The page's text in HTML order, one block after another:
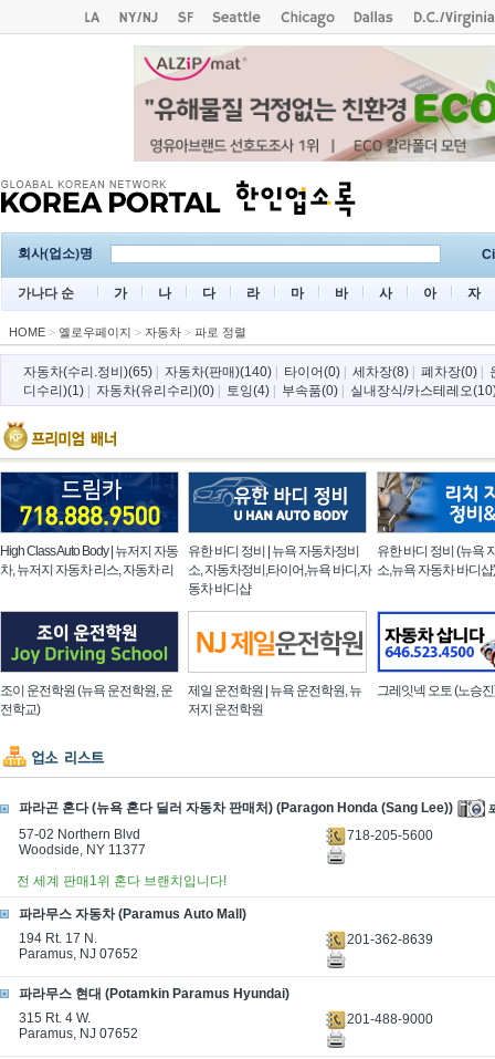
회사(업소)명
가나다 순 가 나 다 라 마 바 사 아 자
HOME > 옐로우페이지 > 자동차 > 파로 정렬
자동차(수리.정비)(65) 자동차(판매)(140) 타이어(0) 세차장(8) 폐차장(0)
디수리)(1)
자동차(유리수리)(0) 토잉(4) 부속품(0) 실내장식/카스테레오
High Class Auto Body | 뉴저지 자동
차, 뉴저지 자동차 리스, 자동차 리
유한 바디 정비 | 뉴욕 자동차정비
소, 자동차정비,타이어,뉴욕 바디,자
동차 바디샵
유한 바디 정비 (뉴욕
소,뉴욕 자동차 바디샵)
조이 운전학원 (뉴욕 운전학원, 운
전학교)
제일 운전학원 | 뉴욕 운전학원, 뉴
저지 운전학원
그레잇넥 오토 (노승
파라곤 혼다 (뉴욕 혼다 딜러 자동차 판매처) (Paragon Honda (Sang Lee))
57-02 Northern Blvd
Woodside, NY 11377
718-205-5600
전 세계 판매1위 혼다 브랜치입니다!
파라무스 자동차 (Paramus Auto Mall)
194 Rt. 17 N.
Paramus, NJ 07652
201-362-8639
파라무스 현대 (Potamkin Paramus Hyundai)
315 Rt. 4 W.
Paramus, NJ 07652
201-488-9000